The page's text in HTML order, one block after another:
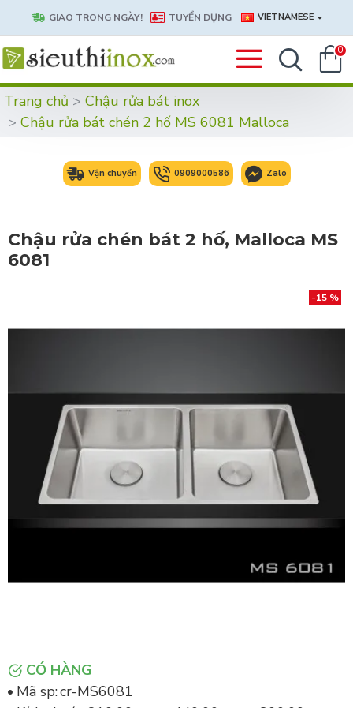
GIAO TRONG NGÀY! TUYỂN DỤNG VIETNAMESE
0
Trang chủ
Chậu rửa bát inox
Chậu rửa bát chén 2 hố MS 6081 Malloca
Vận chuyển 0909000586 Zalo
Chậu rửa chén bát 2 hố, Malloca MS
6081
-15 %
CÓ HÀNG
Mã sp:cr-MS6081